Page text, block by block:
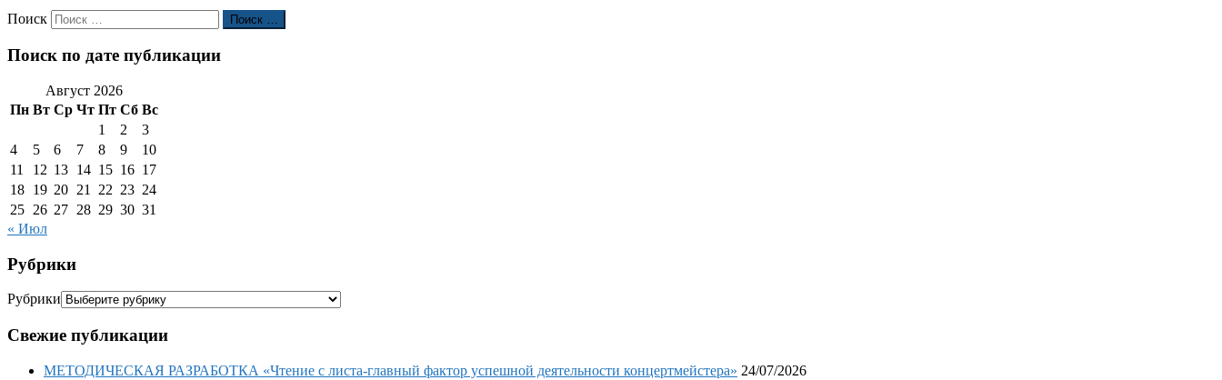
Поиск Поиск …
Поиск по дате публикации
Август 2026
Пн Вт Ср Чт Пт Сб Вс
1
2
3
4
5 6 7 8 9
10
11
12 13 14 15 16 17
18 19 20 21 22 23 24
25 26 27 28 29 30 31
« Июл
Рубрики
Рубрики
Свежие публикации
МЕТОДИЧЕСКАЯ РАЗРАБОТКА «Чтение с листа-главный фактор успешной деятельности концертмейстера» 24/07/2026